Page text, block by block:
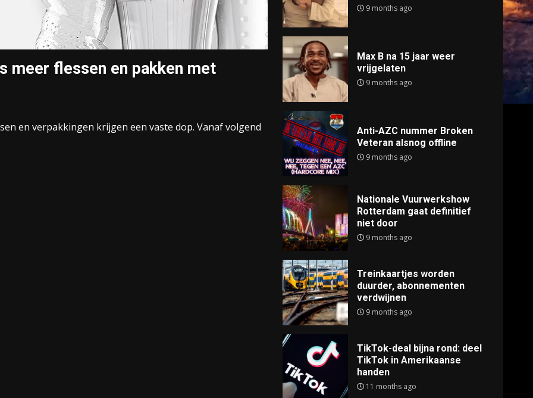
meer flessen en pakken met
en verpakkingen krijgen een vaste dop. Vanaf volgend
9 months ago
Max B na 15 jaar weer
vrijgelaten
9 months ago
Anti-AZC nummer Broken
Veteran alsnog offline
9 months ago
Nationale Vuurwerkshow
Rotterdam gaat definitief
niet door
9 months ago
Treinkaartjes worden
duurder, abonnementen
verdwijnen
9 months ago
TikTok-deal bijna rond: deel
TikTok in Amerikaanse
handen
11 months ago